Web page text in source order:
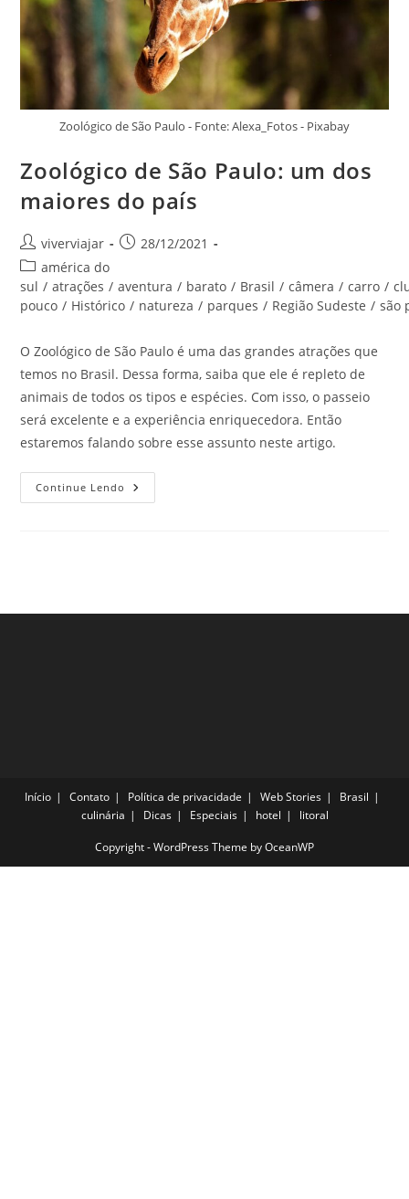
Zoológico de São Paulo - Fonte: Alexa_Fotos - Pixabay
Zoológico de São Paulo: um dos
maiores do país
Autor
do
post:
viverviajar
Post28/12/2021
Categoria
do
post:
américa do
sul / atrações / aventura / barato / Brasil / câmera / carro /
pouco / Histórico / natureza / parques / Região Sudeste / são
O Zoológico de São Paulo é uma das grandes atrações que
temos no Brasil. Dessa forma, saiba que ele é repleto de
animais de todos os tipos e espécies. Com isso, o passeio
será excelente e a experiência enriquecedora. Então
estaremos falando sobre esse assunto neste artigo.
Continue Lendo Zoológico
De
Início Contato Política de privacidade Web Stories
Brasil
culinária
Dicas Especiais hotel litoral
Copyright - WordPress Theme by OceanWP